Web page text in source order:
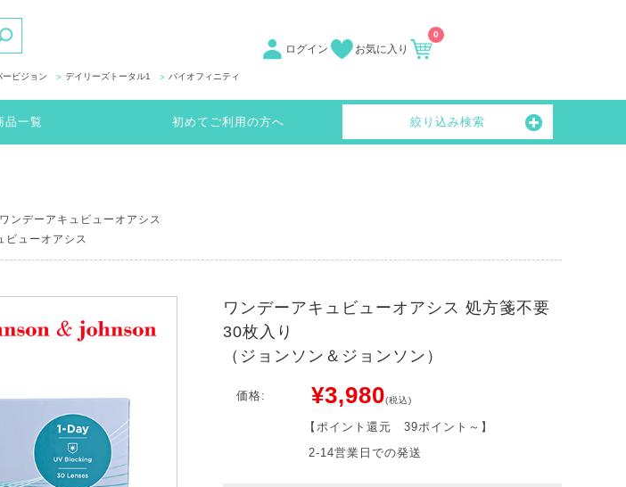
ービジョン デイリーズトータル1 バイオフィニティ
ログイン お気に入り
0
品一覧 初めてご利用の方へ 絞り込み検索
ワンデーアキュビューオアシス
ビューオアシス
ワンデーアキュビューオアシス 処方箋不要
30枚入り
（ジョンソン＆ジョンソン）
価格: ¥3,980(税込)
【ポイント還元 39ポイント～ 】
2-14営業日での発送